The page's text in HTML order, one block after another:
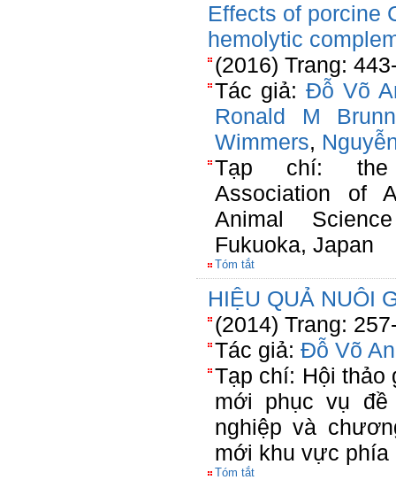
Effects of porcine
hemolytic
(2016) Trang:
Tác giả: Đỗ Võ
Ronald M
Wimmers,
Tạp chí: the
Association of
Animal
Fukuoka, Japan
Tóm tắt
HIỆU QUẢ NUÔI
(2014) Trang:
Tác giả: Đỗ Võ
Tạp chí: Hội thảo
mới phục vụ
nghiệp và
mới khu vực phía
Tóm tắt